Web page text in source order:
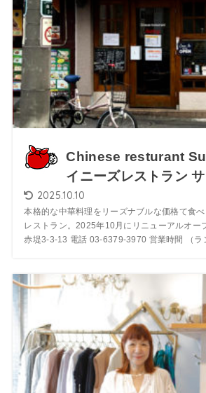
Chinese resturant
イニーズレストラン
2025.10.10
本格的な中華料理をリーズナブルな価格て食
レストラン。2025年10月にリニューアルオー
赤堤3-3-13 電話 03-6379-3970 営業時間 （ラ